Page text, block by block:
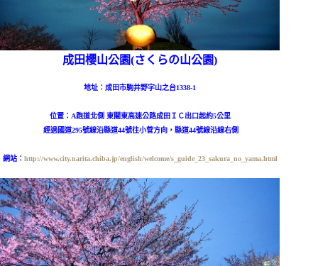
成田櫻山公園(さくらの山公園)
地址： 成田市駒井野字山之台1338-1
位置： A跑道北側 東關東高速公路成田ＩＣ出口起約5公里
經過國道295號線沿縣道44號往小菅方向，縣道44號線沿線右側
網站： http://www.city.narita.chiba.jp/english/welcome/s_guide_23_sakura_no_yama.html